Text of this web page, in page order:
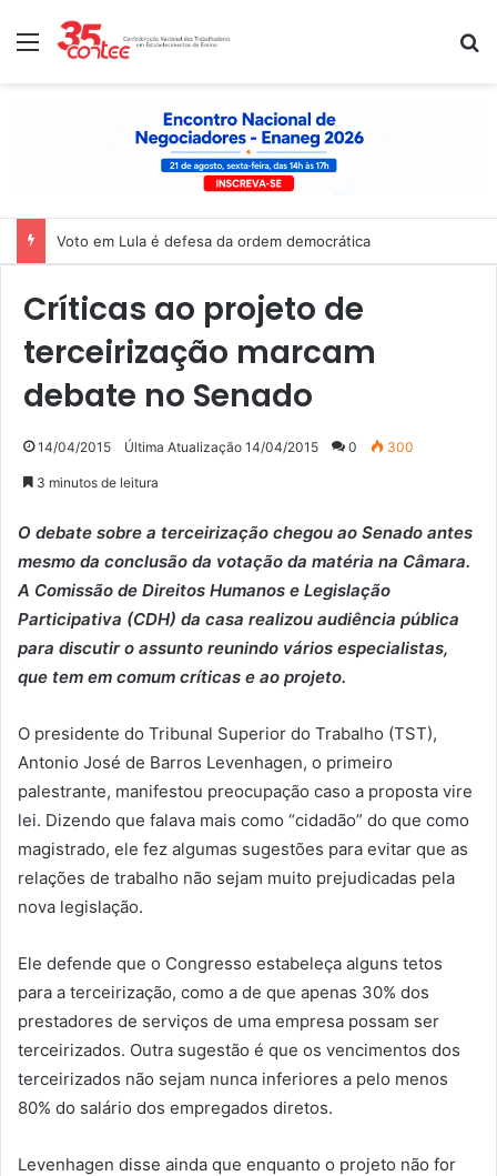
Menu
Voto em Lula é defesa da ordem democrática
Críticas ao projeto de
terceirização marcam
debate no Senado
14/04/2015 Última Atualização 14/04/2015 0 300
3 minutos de leitura
O debate sobre a terceirização chegou ao Senado antes
mesmo da conclusão da votação da matéria na Câmara.
A Comissão de Direitos Humanos e Legislação
Participativa (CDH) da casa realizou audiência pública
para discutir o assunto reunindo vários especialistas,
que tem em comum críticas e ao projeto.
O presidente do Tribunal Superior do Trabalho (TST),
Antonio José de Barros Levenhagen, o primeiro
palestrante, manifestou preocupação caso a proposta vire
lei. Dizendo que falava mais como “cidadão” do que como
magistrado, ele fez algumas sugestões para evitar que as
relações de trabalho não sejam muito prejudicadas pela
nova legislação.
Ele defende que o Congresso estabeleça alguns tetos
para a terceirização, como a de que apenas 30% dos
prestadores de serviços de uma empresa possam ser
terceirizados. Outra sugestão é que os vencimentos dos
terceirizados não sejam nunca inferiores a pelo menos
80% do salário dos empregados diretos.
Levenhagen disse ainda que enquanto o projeto não for